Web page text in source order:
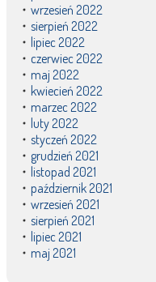
wrzesień 2022
sierpień 2022
lipiec 2022
czerwiec 2022
maj 2022
kwiecień 2022
marzec 2022
luty 2022
styczeń 2022
grudzień 2021
listopad 2021
październik 2021
wrzesień 2021
sierpień 2021
lipiec 2021
maj 2021